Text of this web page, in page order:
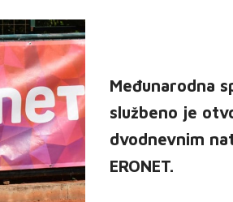
Međunarodna
službeno je
dvodnevnim
ERONET.